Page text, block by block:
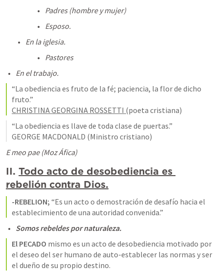
Padres (hombre y mujer)
Esposo.
En la iglesia.
Pastores
En el trabajo.
“La obediencia es fruto de la fé; paciencia, la flor de dicho
CHRISTINA GEORGINA ROSSETTI (poeta cristiana)
“La obediencia es llave de toda clase de puertas.”
GEORGE MACDONALD (Ministro cristiano)
E meo pae (Moz Áfica)
II. Todo acto de desobediencia es
rebelión contra Dios.
-REBELION; “Es un acto o demostración de desafío hacia el
establecimiento de una autoridad convenida.”
Somos rebeldes por naturaleza.
El PECADO mismo es un acto de desobediencia motivado por
el deseo del ser humano de auto-establecer las normas y ser
el dueño de su propio destino.